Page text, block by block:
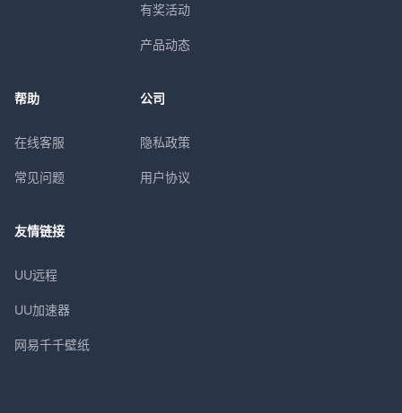
有奖活动
产品动态
帮助
在线客服
常见问题
公司
隐私政策
用户协议
友情链接
UU远程
UU加速器
网易千千壁纸